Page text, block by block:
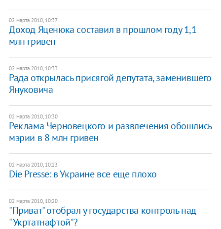
02 марта 2010, 10:37
Доход Яценюка составил в прошлом году 1,1
млн гривен
02 марта 2010, 10:33
Рада открылась присягой депутата, заменившего
Януковича
02 марта 2010, 10:30
Реклама Черновецкого и развлечения обошлись
мэрии в 8 млн гривен
02 марта 2010, 10:23
Die Presse: в Украине все еще плохо
02 марта 2010, 10:20
"Приват" отобрал у государства контроль над
"Укртатнафтой"?